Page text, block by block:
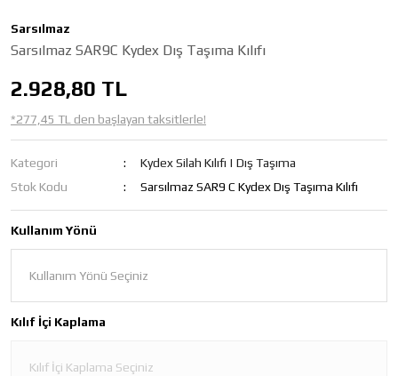
Sarsılmaz
Sarsılmaz SAR9C Kydex Dış Taşıma Kılıfı
2.928,80 TL
*277,45 TL den başlayan taksitlerle!
Kategori
Kydex Silah Kılıfı | Dış Taşıma
Stok Kodu
Sarsılmaz SAR9 C Kydex Dış Taşıma Kılıfı
Kullanım Yönü
Kılıf İçi Kaplama